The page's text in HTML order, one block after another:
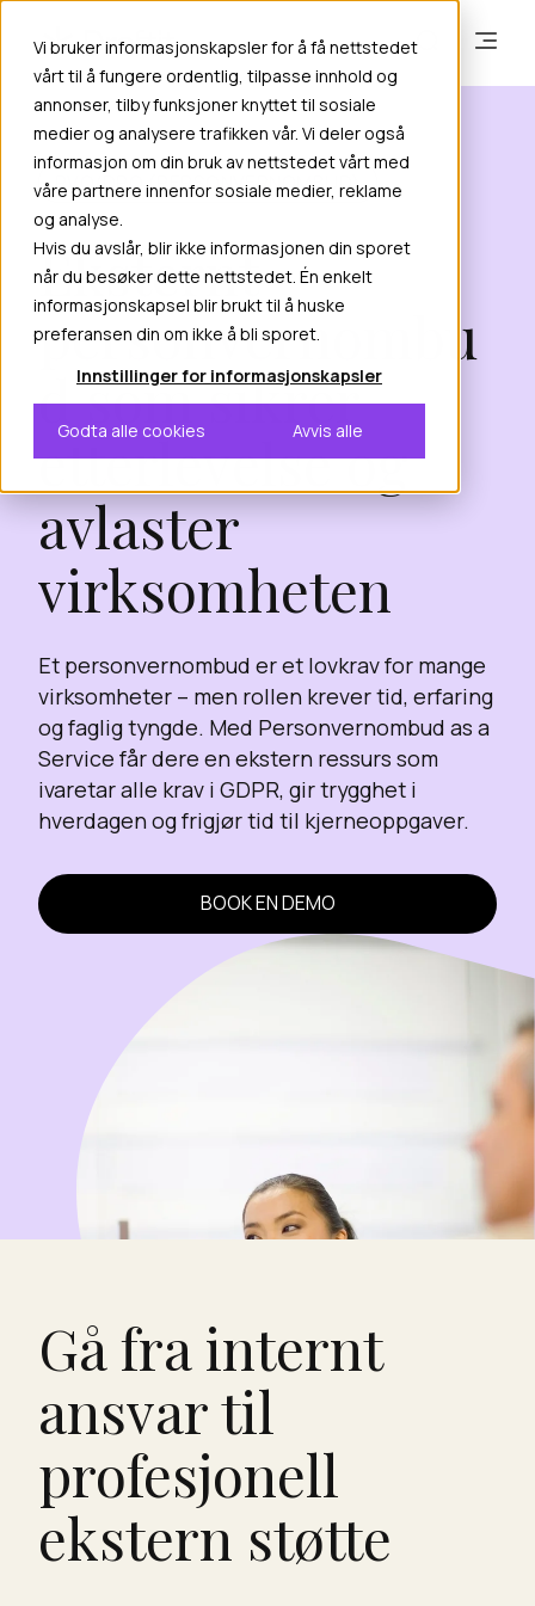
Vi bruker informasjonskapsler for å få nettstedet
vårt til å fungere ordentlig, tilpasse innhold og
annonser, tilby funksjoner knyttet til sosiale
medier og analysere trafikken vår. Vi deler også
informasjon om din bruk av nettstedet vårt med
våre partnere innenfor sosiale medier, reklame
og analyse.
Hvis du avslår, blir ikke informasjonen din sporet
når du besøker dette nettstedet. Én enkelt
informasjonskapsel blir brukt til å huske
preferansen din om ikke å bli sporet.
Innstillinger for informasjonskapsler
Godta alle cookies Avvis alle
PVO/DPO (PERSONVERNOMBUD)
Eksternt
personvernombu
d som sikrer
etterlevelse og
avlaster
virksomheten
Et personvernombud er et lovkrav for mange
virksomheter – men rollen krever tid, erfaring
og faglig tyngde. Med Personvernombud as a
Service får dere en ekstern ressurs som
ivaretar alle krav i GDPR, gir trygghet i
hverdagen og frigjør tid til kjerneoppgaver.
BOOK EN DEMO
Gå fra internt
ansvar til
profesjonell
ekstern støtte